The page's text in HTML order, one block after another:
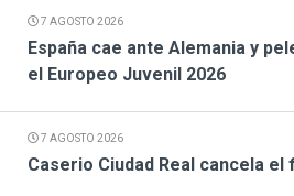
7 AGOSTO 2026
España cae ante Alemania y
el Europeo Juvenil 2026
7 AGOSTO 2026
Caserio Ciudad Real cancela el